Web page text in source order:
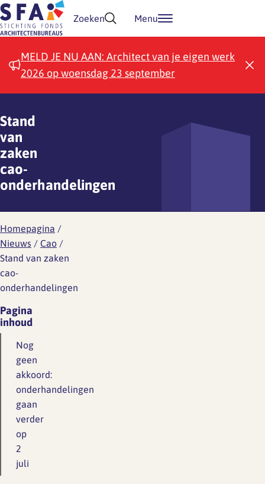
Doorgaan naar inhoud
Zoeken Menu
MELD JE NU AAN: Architect van je eigen werk
2026 op woensdag 23 september
Stand
van
zaken
cao-
onderhandelingen
Homepagina /
Nieuws / Cao /
Stand van zaken
cao-
onderhandelingen
Pagina
inhoud
Nog
geen
akkoord:
onderhandelingen
gaan
verder
op
2
juli